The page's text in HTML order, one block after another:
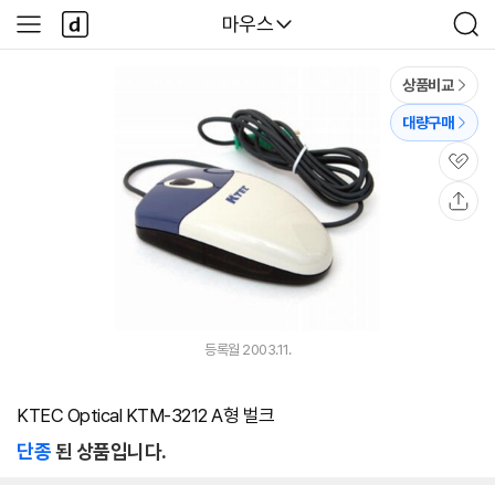
다나와
마우스
검
색
사
이
다
나
와
상품비교
대량구매
관
심
등록월 2003.11.
KTEC Optical KTM-3212 A형 벌크
단종된 상품입니다.